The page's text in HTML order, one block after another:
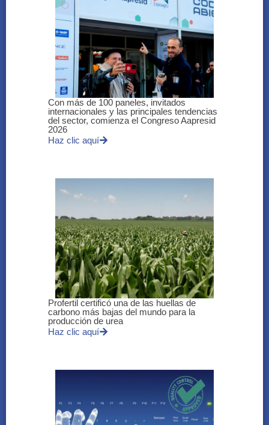
Con más de 100 paneles, invitados
internacionales y las principales tendencias
del sector, comienza el Congreso Aapresid
2026
Haz clic aquí
Profertil certificó una de las huellas de
carbono más bajas del mundo para la
producción de urea
Haz clic aquí